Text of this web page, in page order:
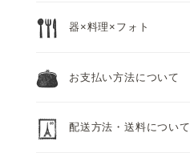
器×料理×フォト
お支払い方法について
配送方法・送料について